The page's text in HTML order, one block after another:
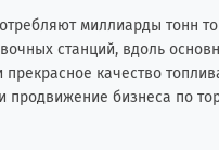
миллиарды тонн
станций, вдоль
качество
бизнеса по